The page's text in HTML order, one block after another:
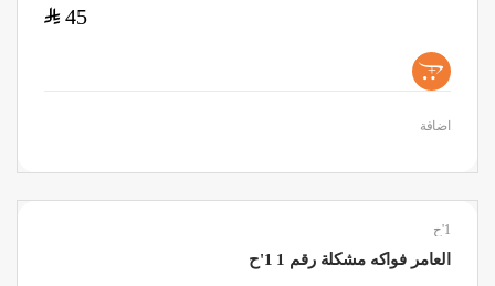
45
$
+
اضافة
1'ح
العامر فواكه مشكلة رقم 1 1'ح